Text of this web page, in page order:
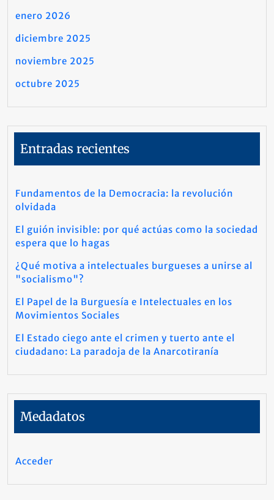
enero 2026
diciembre 2025
noviembre 2025
octubre 2025
Entradas recientes
Fundamentos de la Democracia: la revolución
olvidada
El guión invisible: por qué actúas como la sociedad
espera que lo hagas
¿Qué motiva a intelectuales burgueses a unirse al
"socialismo"?
El Papel de la Burguesía e Intelectuales en los
Movimientos Sociales
El Estado ciego ante el crimen y tuerto ante el
ciudadano: La paradoja de la Anarcotiranía
Medadatos
Acceder